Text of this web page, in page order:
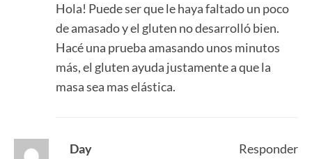
Hola! Puede ser que le haya faltado un poco
de amasado y el gluten no desarrolló bien.
Hacé una prueba amasando unos minutos
más, el gluten ayuda justamente a que la
masa sea mas elástica.
Day Responder